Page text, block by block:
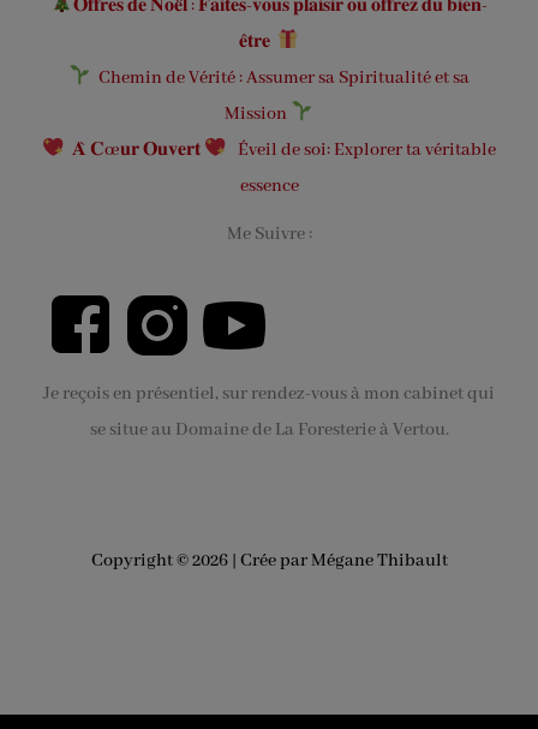
𝐎𝐟𝐟𝐫𝐞𝐬 𝐝𝐞 𝐍𝐨𝐞̈𝐥 : 𝐅𝐚𝐢𝐭𝐞𝐬-𝐯𝐨𝐮𝐬 𝐩𝐥𝐚𝐢𝐬𝐢𝐫 𝐨𝐮 𝐨𝐟𝐟𝐫𝐞𝐳 𝐝𝐮 𝐛𝐢𝐞𝐧-
𝐞̂𝐭𝐫𝐞
Chemin de Vérité : Assumer sa Spiritualité et sa
Mission
𝐀̀ 𝐂œ𝐮𝐫 𝐎𝐮𝐯𝐞𝐫𝐭
Éveil de soi: Explorer ta véritable
essence
Me Suivre :
Je reçois en présentiel, sur rendez-vous à mon cabinet qui
se situe au Domaine de La Foresterie à Vertou.
Copyright © 2026 | Crée par Mégane Thibault